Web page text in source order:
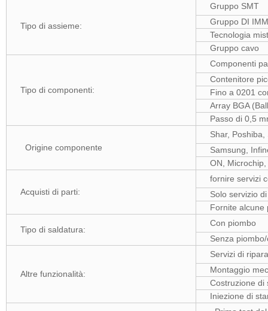
Tipo di assieme:
Gruppo SMT
Gruppo DI
Tecnologia
Gruppo cavo
Tipo di componenti:
Componenti
Contenitore
Fino a 0201
Array BGA
Passo di 0,5
Origine componente
Shar,
Samsung,
ON, Microchip,
Acquisti di parti:
fornire servizi
Solo servizio
Fornite alcune
Tipo di saldatura:
Con piombo
Senza
Altre funzionalità:
Servizi di
Montaggio
Costruzione di
Iniezione di